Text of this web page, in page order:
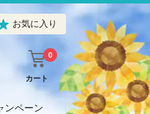
お気に入り
カート
0
ンペーン